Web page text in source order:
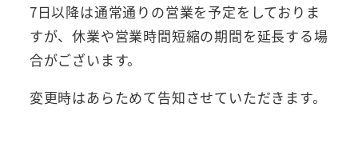
7日以降は通常通りの営業を予定をしておりま
すが、休業や営業時間短縮の期間を延長する場
合がございます。
変更時はあらためて告知させていただきます。